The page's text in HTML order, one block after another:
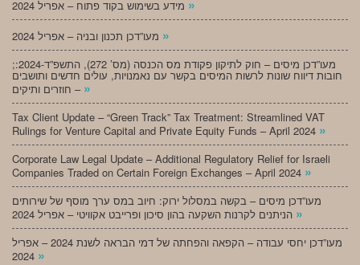
»
»
;מעו”דכן מיסים – חוק לתיקון פקודת מס הכנסה (מס’ 272), התשפ”ד-2024:
חובות דיווח שונות לרשות המיסים בקשר עם נאמנויות, עולים חדשים ותושבים
חוזרים ותיקים – »
Tax Client Update – “Green Track” Tax Treatment: Streamlined VAT
Rulings for Venture Capital and Private Equity Funds – April 2024 »
Corporate Law Legal Update – Additional Regulatory Relief for Israeli
Companies Traded on Certain Foreign Exchanges – April 2024 »
מעו”דכן מיסים – בקשה במסלול ירוק: חיוב במס ערך מוסף של שירותים
»
מעו”דכן יחסי עבודה – הקפאה והפחתה של דמי הבראה לשנת 2024 – אפריל
»